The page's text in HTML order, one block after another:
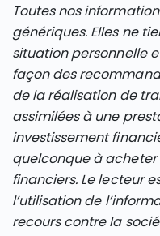
Toutes nos
génériques. Elles ne
situation personnelle
façon des
de la réalisation de
assimilées à une
investissement
quelconque à
financiers. Le lecteur
l’utilisation de
recours contre la